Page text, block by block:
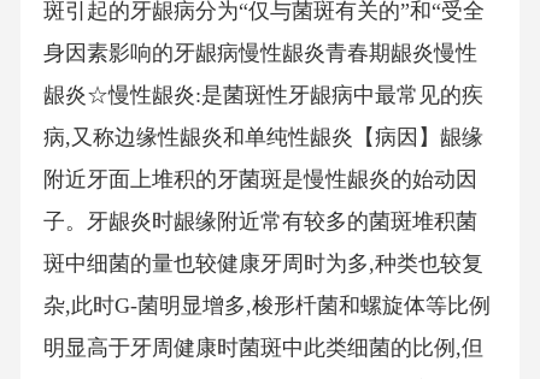
斑引起的牙龈病分为“仅与菌斑有关的”和“受全
身因素影响的牙龈病慢性龈炎青春期龈炎慢性
龈炎☆慢性龈炎:是菌斑性牙龈病中最常见的疾
病,又称边缘性龈炎和单纯性龈炎【病因】龈缘
附近牙面上堆积的牙菌斑是慢性龈炎的始动因
子。牙龈炎时龈缘附近常有较多的菌斑堆积菌
斑中细菌的量也较健康牙周时为多,种类也较复
杂,此时G-菌明显增多,梭形杄菌和螺旋体等比例
明显高于牙周健康时菌斑中此类细菌的比例,但